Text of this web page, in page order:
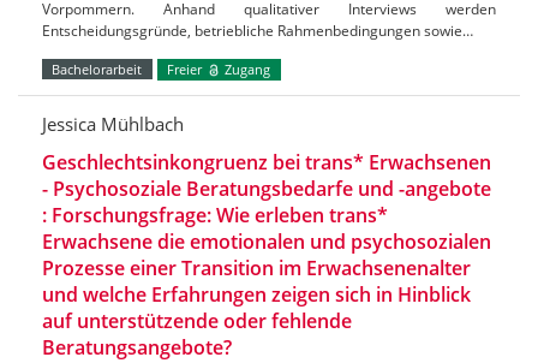
Vorpommern. Anhand qualitativer Interviews werden
Entscheidungsgründe, betriebliche Rahmenbedingungen sowie…
Bachelorarbeit Freier Zugang
Jessica Mühlbach
Geschlechtsinkongruenz bei trans* Erwachsenen
- Psychosoziale Beratungsbedarfe und -angebote
: Forschungsfrage: Wie erleben trans*
Erwachsene die emotionalen und psychosozialen
Prozesse einer Transition im Erwachsenenalter
und welche Erfahrungen zeigen sich in Hinblick
auf unterstützende oder fehlende
Beratungsangebote?